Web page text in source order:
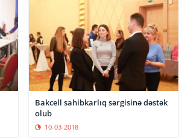
Bakcell sahibkarlıq sərgisinə dəstək
olub
10-03-2018